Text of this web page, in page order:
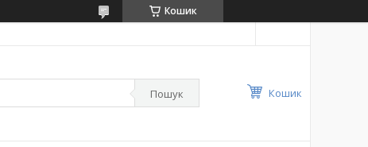
Кошик
Пошук Кошик